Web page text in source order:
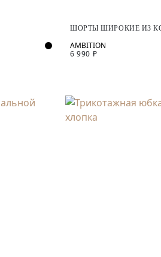
ШОРТЫ ШИРОКИЕ ИЗ
6 990 ₽